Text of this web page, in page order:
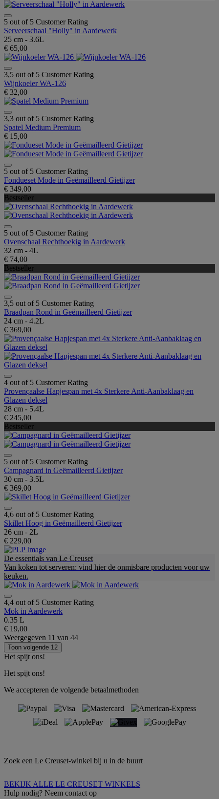
5 out of 5 Customer Rating
Serveerschaal "Holly" in Aardewerk
25 cm - 3.6L
€ 65,00
3,5 out of 5 Customer Rating
Wijnkoeler WA-126
€ 32,00
3,3 out of 5 Customer Rating
Spatel Medium Premium
€ 15,00
5 out of 5 Customer Rating
Fondueset Mode in Geëmailleerd Gietijzer
€ 349,00
Bestseller
5 out of 5 Customer Rating
Ovenschaal Rechthoekig in Aardewerk
32 cm - 4L
€ 74,00
Bestseller
3,5 out of 5 Customer Rating
Braadpan Rond in Geëmailleerd Gietijzer
24 cm - 4.2L
€ 369,00
4 out of 5 Customer Rating
Provençaalse Hapjespan met 4x Sterkere Anti-Aanbaklaag en
Glazen deksel
28 cm - 5.4L
€ 245,00
Bestseller
5 out of 5 Customer Rating
Campagnard in Geëmailleerd Gietijzer
30 cm - 3.5L
€ 369,00
4,6 out of 5 Customer Rating
Skillet Hoog in Geëmailleerd Gietijzer
26 cm - 2L
€ 229,00
De essentials van Le Creuset
Van koken tot serveren: vind hier de onmisbare producten voor uw
keuken.
4,4 out of 5 Customer Rating
Mok in Aardewerk
0.35 L
€ 19,00
Weergegeven 11 van 44
Toon volgende 12
Het spijt ons!
Het spijt ons!
We accepteren de volgende betaalmethoden
Zoek een Le Creuset-winkel bij u in de buurt
BEKIJK ALLE LE CREUSET WINKELS
Hulp nodig? Neem contact op